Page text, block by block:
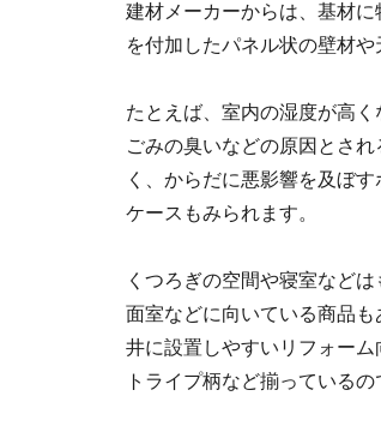
建材メーカーからは、基材
を付加したパネル状の壁材や
たとえば、室内の湿度が高
ごみの臭いなどの原因とさ
く、からだに悪影響を及ぼ
ケースもみられます。
くつろぎの空間や寝室など
面室などに向いている商品
井に設置しやすいリフォー
トライプ柄など揃っている